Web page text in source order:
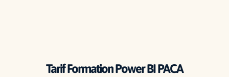
Tarif Formation Power BI PACA